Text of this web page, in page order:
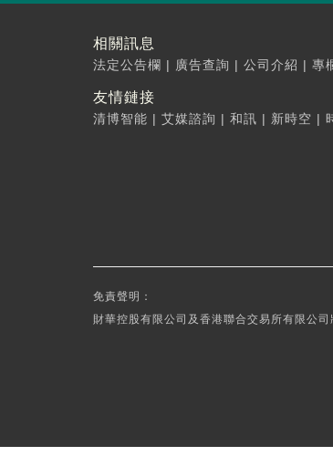
相關訊息
法定公告欄 | 廣告查詢 | 公司介紹 | 專
友情鏈接
清博智能 | 艾媒諮詢 | 和訊 | 新時空 |
免責聲明：
財華控股有限公司及香港聯合交易所有限公